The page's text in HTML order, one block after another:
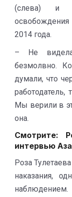
(слева) и
2014 года.
– Не
безмолвно.
думали, что
работодатель,
Мы верили в
она.
Смотрите:
интервью
Роза
наказания,